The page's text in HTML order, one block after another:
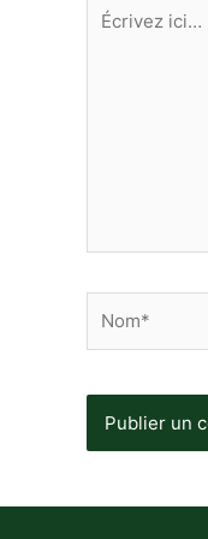
Écrivez
ici…